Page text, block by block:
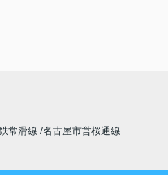
常滑線 名古屋市営桜通線